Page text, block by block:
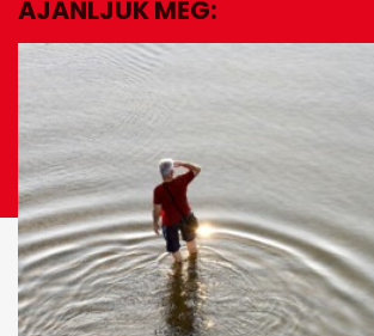
EZ IS ÉRDEKELHET
AJÁNLJUK MÉG: